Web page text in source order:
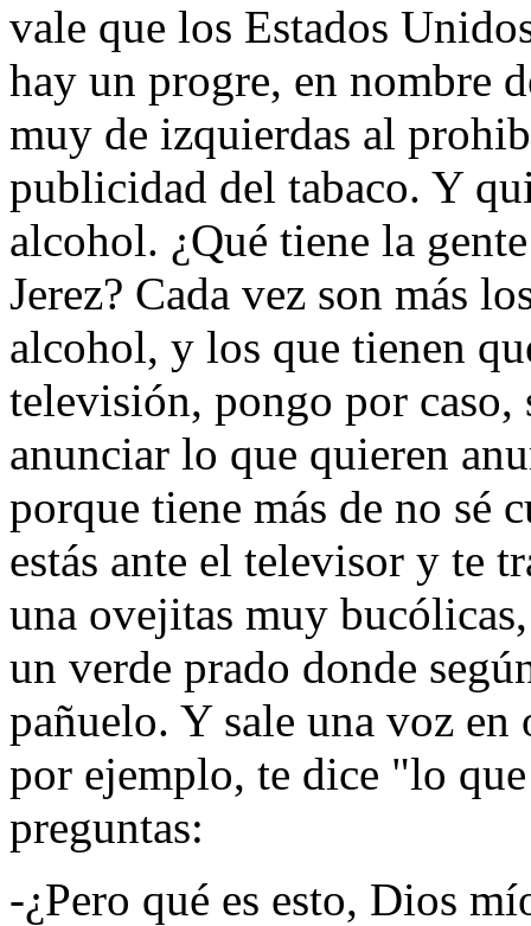
vale que los Estados
hay un progre, en nombre
muy de izquierdas al
publicidad del tabaco. Y
alcohol. ¿Qué tiene la
Jerez? Cada vez son más
alcohol, y los que tienen
televisión, pongo por caso,
anunciar lo que quieren
porque tiene más de no sé
estás ante el televisor y te
una ovejitas muy
un verde prado donde
pañuelo. Y sale una voz
por ejemplo, te dice "lo
preguntas:
-¿Pero qué es esto, Dios